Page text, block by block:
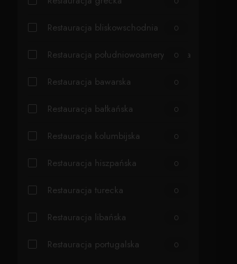
Restauracja bliskowschodnia 0
Restauracja południowoamerykańska
0
Restauracja bawarska 0
Restauracja bałkańska 0
Restauracja kolumbijska 0
Restauracja hiszpańska 0
Restauracja turecka 0
Restauracja libańska 0
Restauracja portugalska 0